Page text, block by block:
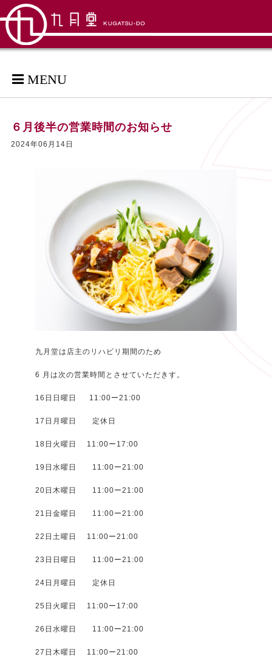
MENU
６月後半の営業時間のお知らせ
2024年06月14日
九月堂は店主のリハビリ期間のため
6 月は次の営業時間とさせていただきす。
16日日曜日 11:00ー21:00
17日月曜日 定休日
18日火曜日 11:00ー17:00
19日水曜日 11:00ー21:00
20日木曜日 11:00ー21:00
21日金曜日 11:00ー21:00
22日土曜日 11:00ー21:00
23日日曜日 11:00ー21:00
24日月曜日 定休日
25日火曜日 11:00ー17:00
26日水曜日 11:00ー21:00
27日木曜日 11:00ー21:00